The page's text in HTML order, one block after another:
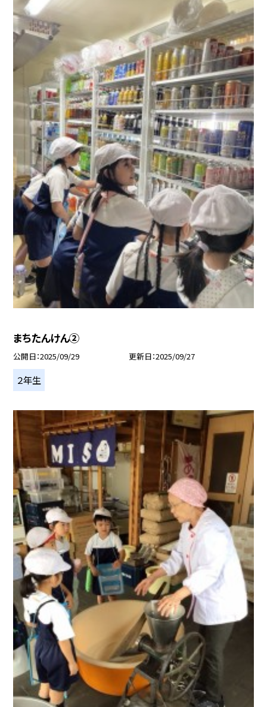
まちたんけん②
公開日 2025/09/29 更新日 2025/09/27
２年生